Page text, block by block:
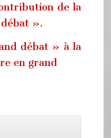
de la
».
débat » à la
en grand